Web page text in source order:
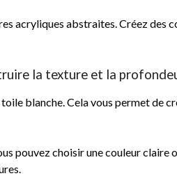
acryliques abstraites. Créez des
la texture et la
blanche. Cela vous permet de
pouvez choisir une couleur claire